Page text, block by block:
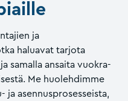
ja
haluavat tarjota
samalla ansaita vuokra-
Me huolehdimme
ja asennusprosesseista,